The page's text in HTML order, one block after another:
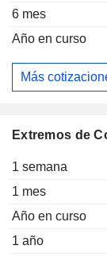
6 mes
Año en curso
Más
Extremos de
1 semana
1 mes
Año en curso
1 año